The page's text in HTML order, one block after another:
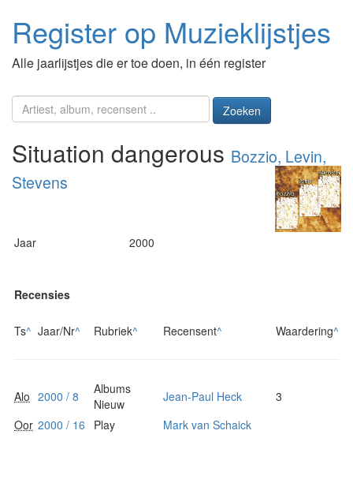
Register op Muzieklijstjes
Alle jaarlijstjes die er toe doen, in één register
Zoeken
Situation dangerous Bozzio, Levin,
Stevens
Jaar 2000
Recensies
Ts^ Jaar/Nr^ Rubriek^ Recensent^ Waardering^
Alo 2000 / 8
Albums
Nieuw
Jean-Paul Heck
3
Oor 2000 / 16 Play Mark van Schaick